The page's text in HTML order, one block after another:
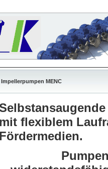
Impellerpumpen MENC
mit flexiblem
Fördermedien.